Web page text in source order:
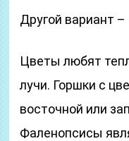
Другой вариант –
Цветы любят
лучи. Горшки с
восточной или
Фаленопсисы